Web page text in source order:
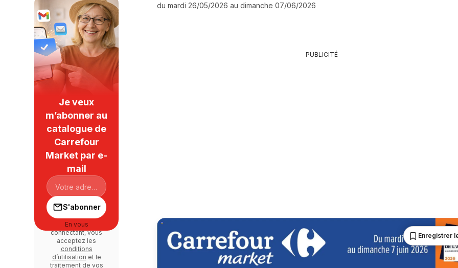
du mardi 26/05/2026 au dimanche 07/06/2026
PUBLICITÉ
Enregistrer
Je veux
m’abonner au
catalogue de
Carrefour
Market par e-
mail
S'abonner
En vous
connectant, vous
acceptez les
conditions
d’utilisation et le
traitement de vos